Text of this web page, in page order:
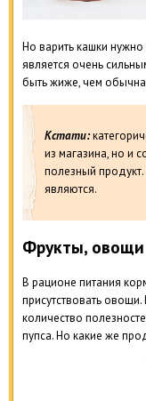
Но варить кашки
является очень
быть жиже, чем
Кстати:
из магазина, но и
полезный
являются.
Фрукты, овощи
В рационе питания
присутствовать
количество
пупса. Но какие же